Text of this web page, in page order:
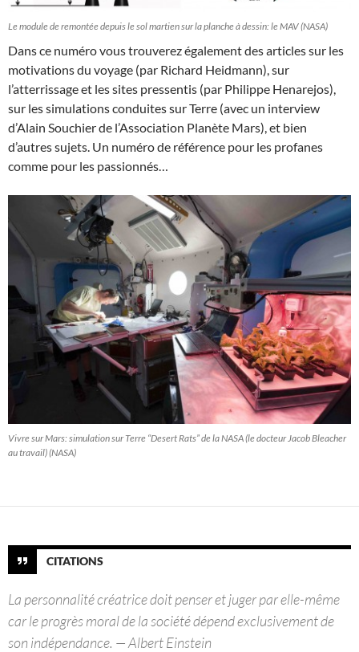
Le module de remontée depuis le sol martien sur la planche à dessin: le MAV (NASA)
Dans ce numéro vous trouverez également des articles sur les
motivations du voyage (par Richard Heidmann), sur
l’atterrissage et les sites pressentis (par Philippe Henarejos),
sur les simulations conduites sur Terre (avec un interview
d’Alain Souchier de l’Association Planète Mars), et bien
d’autres sujets. Un numéro de référence pour les profanes
comme pour les passionnés…
Vivre sur Mars: simulation sur Terre “Desert Rats” de la NASA (le docteur Jacob Bleacher
au travail) (NASA)
CITATIONS
La personnalité créatrice doit penser et juger par elle-même
car le progrès moral de la société dépend exclusivement de
son indépendance. — Albert Einstein